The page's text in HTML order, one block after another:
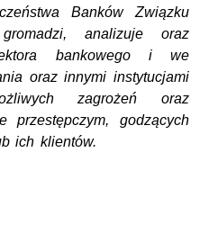
Banków Związku
analizuje oraz
bankowego i we
oraz innymi instytucjami
zagrożeń oraz
przestępczym, godzących
ich klientów.